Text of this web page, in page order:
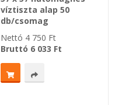
víztiszta alap 50
db/csomag
Nettó 4 750 Ft
Bruttó 6 033 Ft